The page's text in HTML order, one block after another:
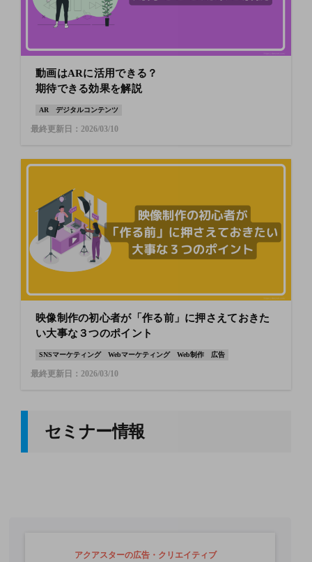
動画はARに活用できる？
期待できる効果を解説
AR デジタルコンテンツ
最終更新日：2026/03/10
映像制作の初心者が「作る前」に押さえておきた
い大事な３つのポイント
SNSマーケティング Webマーケティング Web制作 広告
最終更新日：2026/03/10
セミナー情報
アクアスターの広告・クリエイティブ